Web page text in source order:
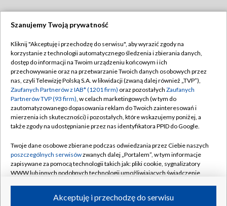
TVP
Abonament TVP
Emisja w TVP
Centrum informacji TVP
Naziemna Telewizja Cyfrowa
Rada Programowa
System NOS
Informacje o nadawcy
Program dla prasy
Regulamin TVP
Polityka prywatności
Moje zgody
Pomoc
Kontakt
Kanały
Szanujemy Twoją prywatność
Kliknij "Akceptuję i przechodzę do serwisu", aby wyrazić zgody na
korzystanie z technologii automatycznego śledzenia i zbierania danych,
dostęp do informacji na Twoim urządzeniu końcowym i ich
przechowywanie oraz na przetwarzanie Twoich danych osobowych przez
nas, czyli Telewizję Polską S.A. w likwidacji (zwaną dalej również „TVP”),
Zaufanych Partnerów z IAB* (1201 firm) oraz pozostałych Zaufanych
Partnerów TVP (93 firm), w celach marketingowych (w tym do
zautomatyzowanego dopasowania reklam do Twoich zainteresowań i
mierzenia ich skuteczności) i pozostałych, które wskazujemy poniżej, a
także zgody na udostępnianie przez nas identyfikatora PPID do Google.
Twoje dane osobowe zbierane podczas odwiedzania przez Ciebie naszych
poszczególnych serwisówzwanych dalej „Portalem”, w tym informacje
zapisywane za pomocą technologii takich jak: pliki cookie, sygnalizatory
WWW lub innych podobnych technologii umożliwiających świadczenie
ruchu w Internecie.Akceptuję i przechodzę do serwisu